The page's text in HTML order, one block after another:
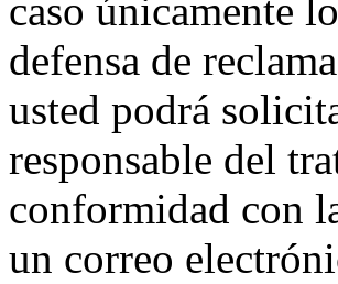
caso únicamente
defensa de
usted podrá
responsable del
conformidad con
un correo